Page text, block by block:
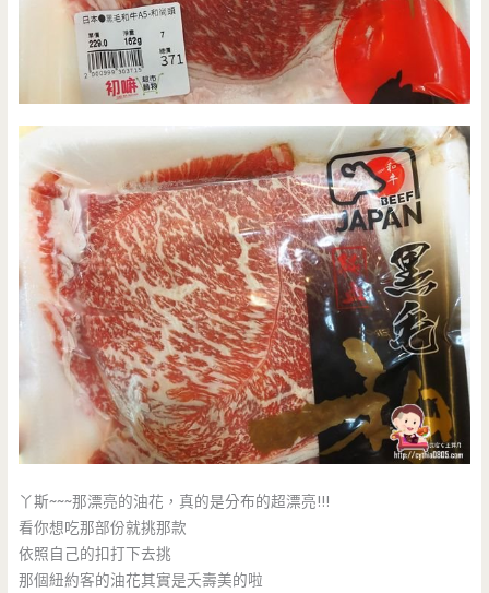
丫斯~~~那漂亮的油花，真的是分布的超漂亮!!!
看你想吃那部份就挑那款
依照自己的扣打下去挑
那個紐約客的油花其實是夭壽美的啦